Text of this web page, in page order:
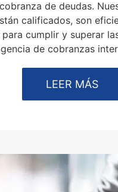
de deudas.
calificados, son
para cumplir y superar
de cobranzas
LEER MÁS